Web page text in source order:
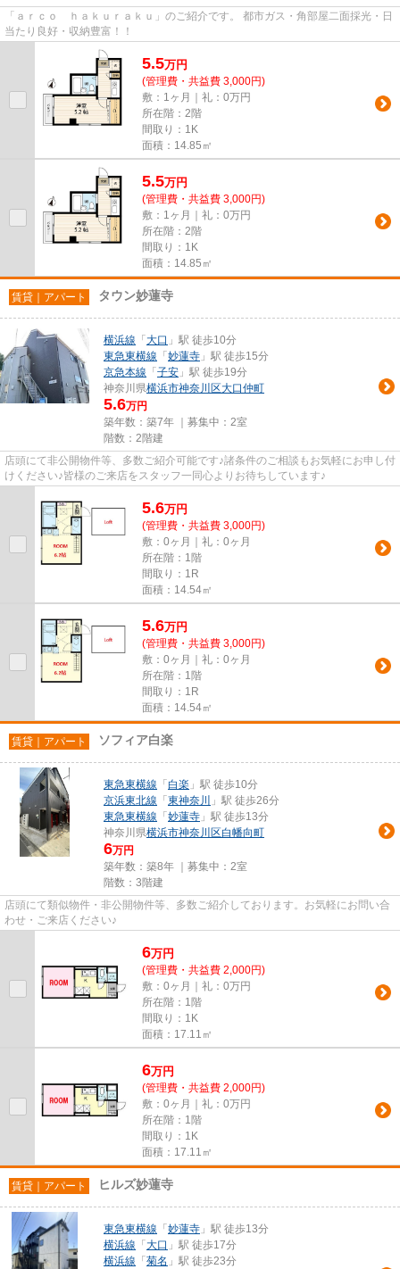
「ａｒｃｏ ｈａｋｕｒａｋｕ」のご紹介です。 都市ガス・角部屋二面採光・日
当たり良好・収納豊富！！
5.5万円
(管理費・共益費 3,000円)
敷：1ヶ月｜礼：0万円
所在階：2階
間取り：1K
面積：14.85㎡
5.5万円
(管理費・共益費 3,000円)
敷：1ヶ月｜礼：0万円
所在階：2階
間取り：1K
面積：14.85㎡
賃貸｜アパート タウン妙蓮寺
横浜線 「 大口 」駅 徒歩10分
東急東横線 「 妙蓮寺 」駅 徒歩15分
京急本線 「 子安 」駅 徒歩19分
神奈川県横浜市神奈川区大口仲町
5.6万円
築年数：築7年 ｜募集中： 2室
階数：2階建
店頭にて非公開物件等、多数ご紹介可能です♪諸条件のご相談もお気軽にお申し付
けください♪皆様のご来店をスタッフ一同心よりお待ちしています♪
5.6万円
(管理費・共益費 3,000円)
敷：0ヶ月｜礼：0ヶ月
所在階：1階
間取り：1R
面積：14.54㎡
5.6万円
(管理費・共益費 3,000円)
敷：0ヶ月｜礼：0ヶ月
所在階：1階
間取り：1R
面積：14.54㎡
賃貸｜アパート ソフィア白楽
東急東横線 「 白楽 」駅 徒歩10分
京浜東北線 「 東神奈川
」駅 徒歩26分
東急東横線 「 妙蓮寺 」駅 徒歩13分
神奈川県横浜市神奈川区白幡向町
6万円
築年数：築8年 ｜募集中： 2室
階数：3階建
店頭にて類似物件・非公開物件等、多数ご紹介しております。お気軽にお問い合
わせ・ご来店ください♪
6万円
(管理費・共益費 2,000円)
敷：0ヶ月｜礼：0万円
所在階：1階
間取り：1K
面積：17.11㎡
6万円
(管理費・共益費 2,000円)
敷：0ヶ月｜礼：0万円
所在階：1階
間取り：1K
面積：17.11㎡
賃貸｜アパート ヒルズ妙蓮寺
東急東横線 「 妙蓮寺 」駅 徒歩13分
横浜線 「 大口 」駅 徒歩17分
横浜線 「 菊名 」駅 徒歩23分